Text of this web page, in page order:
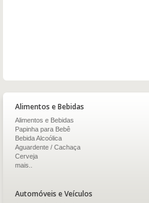
Alimentos e Bebidas
Alimentos e Bebidas
Papinha para Bebê
Bebida Alcoólica
Aguardente / Cachaça
Cerveja
mais..
Automóveis e Veículos